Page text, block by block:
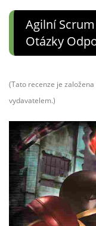
Agilní
Otázky
(Tato recenze je
vydavatelem.)